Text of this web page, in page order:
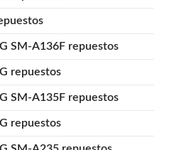
SM-A136F repuestos
repuestos
SM-A135F repuestos
repuestos